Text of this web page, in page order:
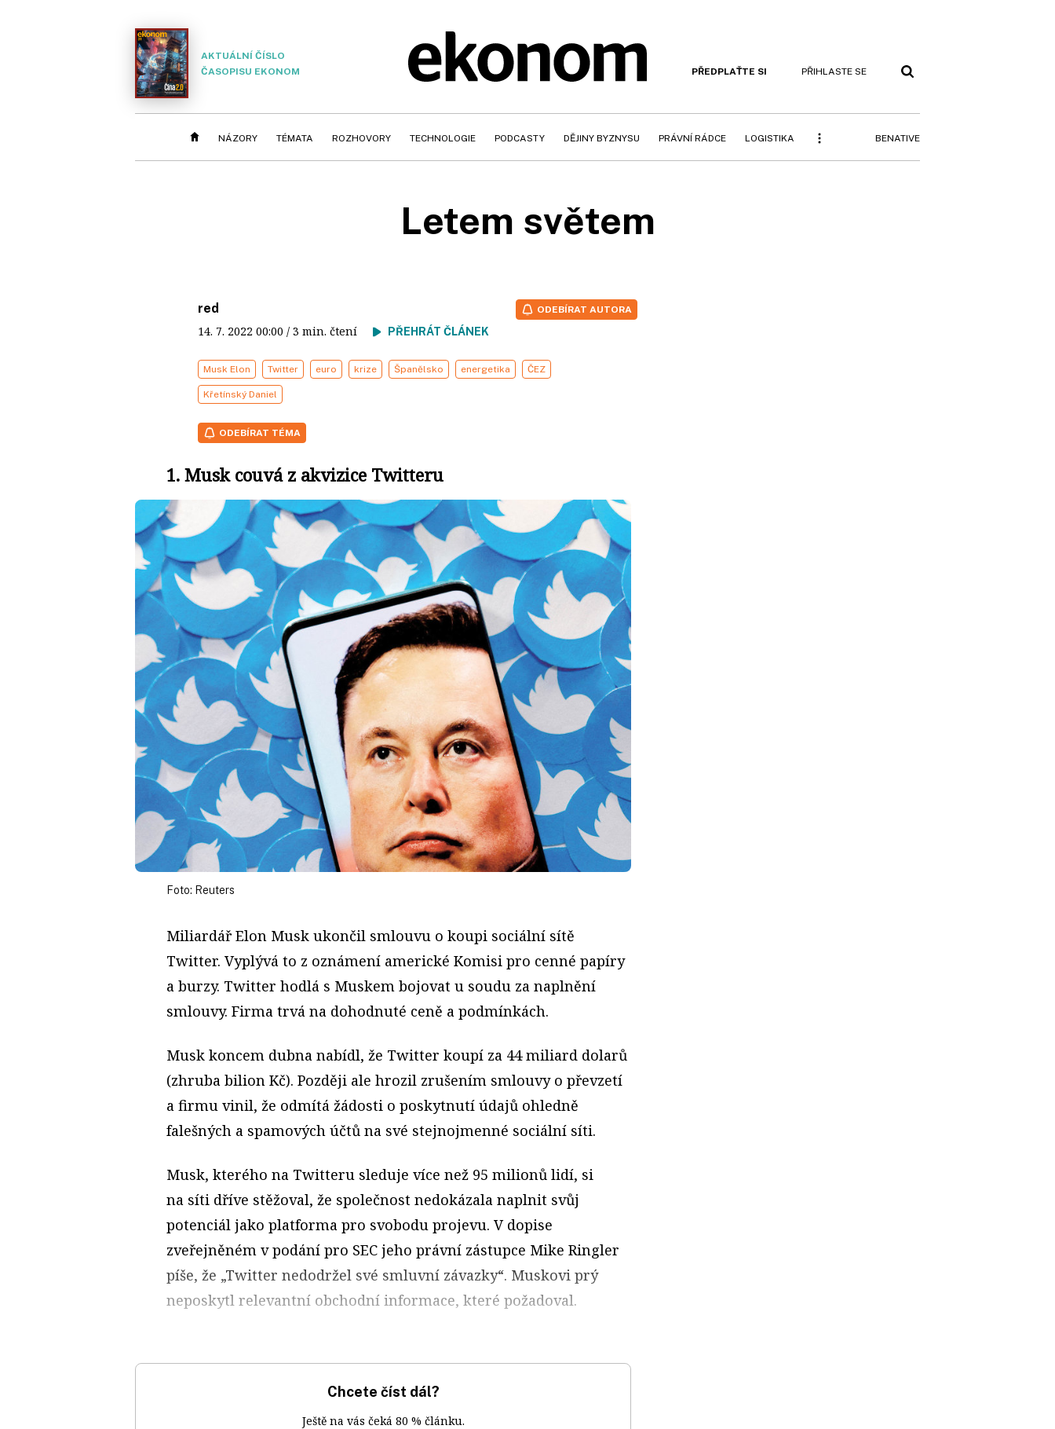
AKTUÁLNÍ ČÍSLO
ČASOPISU EKONOM
PŘEDPLAŤTE SI PŘIHLASTE SE
NÁZORY TÉMATA ROZHOVORY TECHNOLOGIE PODCASTY DĚJINY BYZNYSU PRÁVNÍ RÁDCE LOGISTIKA BENATIVE
Letem světem
red
14. 7. 2022 00:00 / 3 min. čtení PŘEHRÁT ČLÁNEK
ODEBÍRAT AUTORA
Musk Elon Twitter euro krize Španělsko energetika ČEZ
Křetínský Daniel
ODEBÍRAT TÉMA
1. Musk couvá z akvizice Twitteru
Foto: Reuters
Miliardář Elon Musk ukončil smlouvu o koupi sociální sítě
Twitter. Vyplývá to z oznámení americké Komisi pro cenné papíry
a burzy. Twitter hodlá s Muskem bojovat u soudu za naplnění
smlouvy. Firma trvá na dohodnuté ceně a podmínkách.
Musk koncem dubna nabídl, že Twitter koupí za 44 miliard dolarů
(zhruba bilion Kč). Později ale hrozil zrušením smlouvy o převzetí
a firmu vinil, že odmítá žádosti o poskytnutí údajů ohledně
falešných a spamových účtů na své stejnojmenné sociální síti.
Musk, kterého na Twitteru sleduje více než 95 milionů lidí, si
na síti dříve stěžoval, že společnost nedokázala naplnit svůj
potenciál jako platforma pro svobodu projevu. V dopise
zveřejněném v podání pro SEC jeho právní zástupce Mike Ringler
píše, že „Twitter nedodržel své smluvní závazky“. Muskovi prý
neposkytl relevantní obchodní informace, které požadoval.
Chcete číst dál?
Ještě na vás čeká 80 % článku.